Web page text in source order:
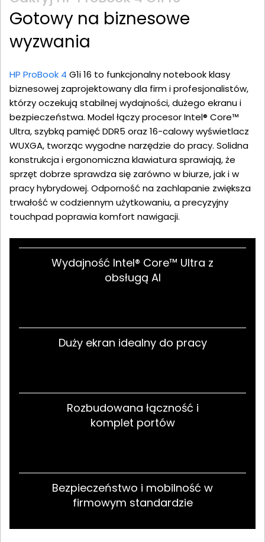
Gotowy na biznesowe
wyzwania
HP ProBook 4 G1i 16 to funkcjonalny notebook klasy
biznesowej zaprojektowany dla firm i profesjonalistów,
którzy oczekują stabilnej wydajności, dużego ekranu i
bezpieczeństwa. Model łączy procesor Intel® Core™
Ultra, szybką pamięć DDR5 oraz 16-calowy wyświetlacz
WUXGA, tworząc wygodne narzędzie do pracy. Solidna
konstrukcja i ergonomiczna klawiatura sprawiają, że
sprzęt dobrze sprawdza się zarówno w biurze, jak i w
pracy hybrydowej. Odporność na zachlapanie zwiększa
trwałość w codziennym użytkowaniu, a precyzyjny
touchpad poprawia komfort nawigacji.
Wydajność Intel® Core™ Ultra z
obsługą AI
Duży ekran idealny do pracy
Rozbudowana łączność i
komplet portów
Bezpieczeństwo i mobilność w
firmowym standardzie